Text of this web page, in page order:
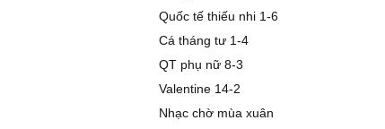
Quốc tế thiếu nhi 1-6
Cá tháng tư 1-4
QT phụ nữ 8-3
Valentine 14-2
Nhạc chờ mùa xuân